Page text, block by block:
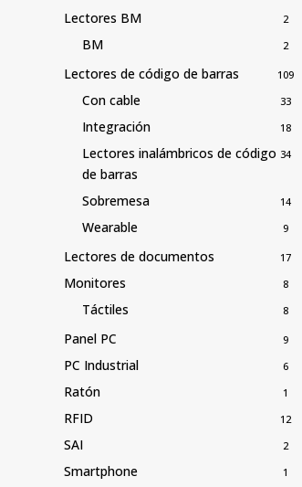
Lectores BM 2
BM 2
Lectores de código de barras 109
Con cable 33
Integración 18
Lectores inalámbricos de código
de barras
34
Sobremesa 14
Wearable 9
Lectores de documentos 17
Monitores 8
Táctiles 8
Panel PC 9
PC Industrial 6
Ratón 1
RFID 12
SAI 2
Smartphone 1